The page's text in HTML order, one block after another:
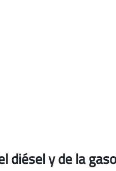
diésely de la